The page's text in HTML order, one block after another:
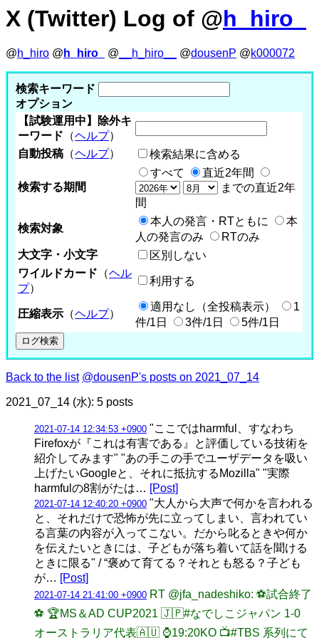
X (Twitter) Log of @h_hiro_
@h_hiro @ h_hiro_ @ __h_hiro__ @dousenP @k000072
検索キーワード
オプション
【試験運用中】除外キ
ーワード （ヘルプ）
自動投稿 （ヘルプ） 検索結果に含める
検索する期間
すべて
直近2年間
までの直近2年
間
検索対象
本人の発言・RTともに
本
人の発言のみ
RTのみ
大文字・小文字
区別しない
ワイルドカード （ヘル
プ）
利用する
圧縮表示 （ヘルプ）
適用なし（全投稿表示）
1
件/1日
3件/1日 5件/1日
Back to the list @dousenP's posts on 2021_07_14
2021_07_14 (水): 5 posts
2021-07-14 12:34:53 +0900 "ここではharmful、すなわち
Firefoxが『これは有害である』と評価している技術を
紹介してみます" "あの手この手でユーザデータを吸い
上げたいGoogleと、それに抵抗するMozilla" "実際
harmfulの8割がたは… [Post]
2021-07-14 12:40:20 +0900 "大人から大声で何かを言われる
と、それだけで恐怖が先に立ってしまい、言われてい
る言葉の内容が入ってこない。だから叱るときや何か
を伝えたいときには、子どもが落ち着いて話を聞ける
ときに限る" / “褒めて育てる？それとも怒る？子ども
が… [Post]
2021-07-14 21:41:00 +0900 RT @jfa_nadeshiko: ⚽️試合終了
⚽️ 🏆MS＆AD CUP2021 🇯🇵#なでしこジャパン 1-0
オーストラリア代表🇦🇺 ⌚️19:20KO 📺#TBS 系列にて